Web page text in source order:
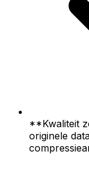
**Kwaliteit
originele